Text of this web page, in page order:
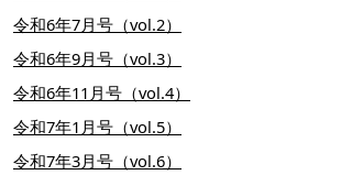
令和6年7月号（vol.2）
令和6年9月号（vol.3）
令和6年11月号（vol.4）
令和7年1月号（vol.5）
令和7年3月号（vol.6）